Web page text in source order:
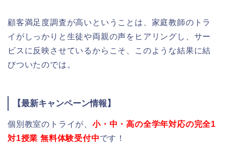
顧客満足度調査が高いということは、家庭教師のトラ
イがしっかりと生徒や両親の声をヒアリングし、サー
ビスに反映させているからこそ、このような結果に結
びついたのでは。
【最新キャンペーン情報】
個別教室のトライが、 小・中・高の全学年対応の完全1
対1授業 無料体験受付中です！